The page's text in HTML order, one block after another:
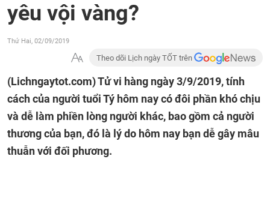
yêu vội vàng?
Thứ Hai, 02/09/2019
Theo dõi Lịch ngày TỐT trên
(Lichngaytot.com)Tử vi hàng ngày 3/9/2019, tính
cách của người tuổi Tý hôm nay có đôi phần khó chịu
và dễ làm phiền lòng người khác, bao gồm cả người
thương của bạn, đó là lý do hôm nay bạn dễ gây mâu
thuẫn với đối phương.